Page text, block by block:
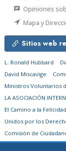
Opiniones
Mapa y
Sitios web
L. Ronald Hubbard
David Miscavige
Ministros Voluntarios
LA ASOCIACIÓN
El Camino a la Felicidad
Unidos por los
Comisión de